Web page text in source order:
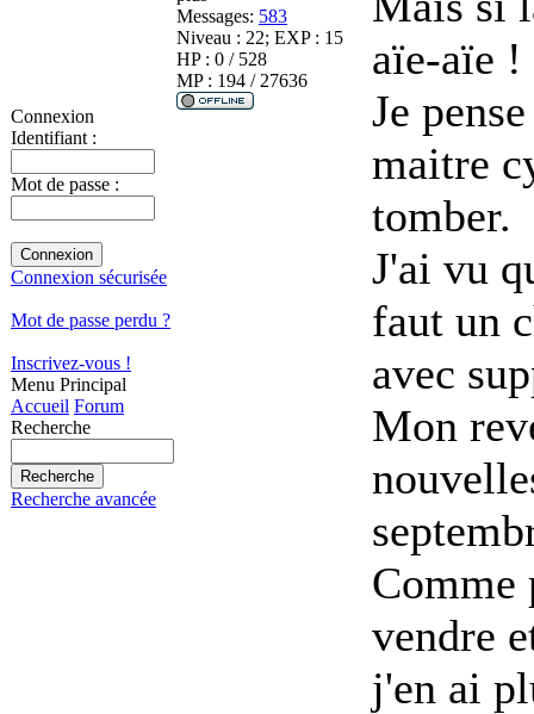
Connexion
Identifiant :
Mot de passe :
Connexion sécurisée
Mot de passe perdu ?
Inscrivez-vous !
Menu Principal
Accueil Forum
Recherche
Recherche avancée
Messages: 583
Niveau : 22; EXP : 15
HP : 0 / 528
MP : 194 / 27636
aïe-aïe !
Je
maitre
tomber.
J'ai vu
faut un
avec
Mon
Comme
vendre
j'en ai